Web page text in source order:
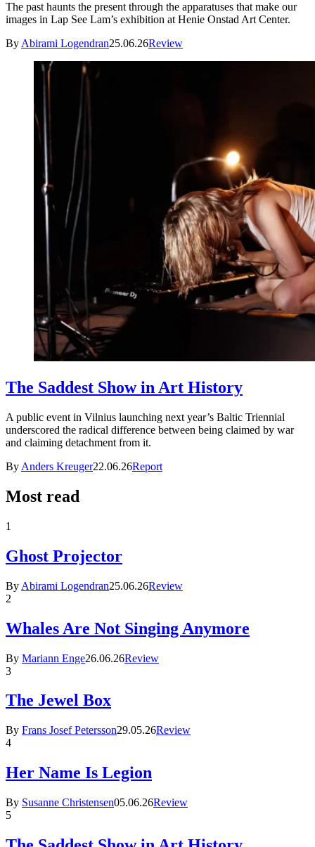
The past haunts the present through the apparatuses that make our
images in Lap See Lam’s exhibition at Henie Onstad Art Center.
By Abirami Logendran25.06.26Review
The Saddest Show in Art History
A public event in Vilnius launching next year’s Baltic Triennial
underscored the radical difference between being claimed by war
and claiming detachment from it.
By Anders Kreuger22.06.26Report
Most read
1
Ghost Projector
By Abirami Logendran25.06.26Review
2
Whales Are Not Singing Anymore
By Mariann Enge26.06.26Review
3
The Jewel Box
By Frans Josef Petersson29.05.26Review
4
Her Name Is Legion
By Susanne Christensen05.06.26Review
5